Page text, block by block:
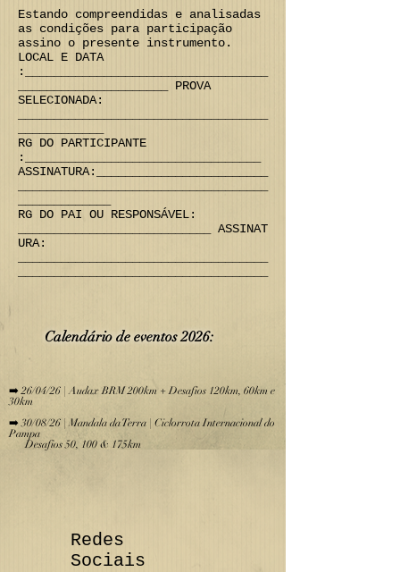
Estando compreendidas e analisadas
as condições para participação
assino o presente instrumento.
LOCAL E DATA
:__________________________________
_____________________ PROVA
SELECIONADA:
RG DO PARTICIPANTE
:_________________________________
ASSINATURA:________________________
RG DO PAI OU RESPONSÁVEL:
___________________________ ASSINAT
URA:
Calendário de eventos 2026:
➡️ 26/04/26 | Audax BRM 200km + Desafios 120km, 60km e
30km
➡️ 30/08/26 | Mandala da Terra | Ciclorrota Internacional do
Pampa
Desafios 50, 100 & 175km
Redes
Sociais